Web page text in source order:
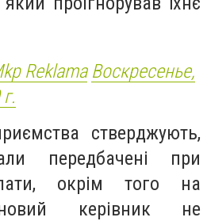
Reklama Воскресенье,
стверджують,
передбачені при
окрім того на
новий керівник не